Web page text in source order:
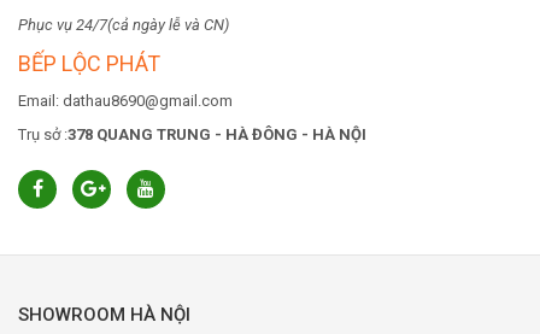
Phục vụ 24/7(cả ngày lễ và CN)
BẾP LỘC PHÁT
Email: dathau8690@gmail.com
Trụ sở :378 QUANG TRUNG - HÀ ĐÔNG - HÀ NỘI
SHOWROOM HÀ NỘI